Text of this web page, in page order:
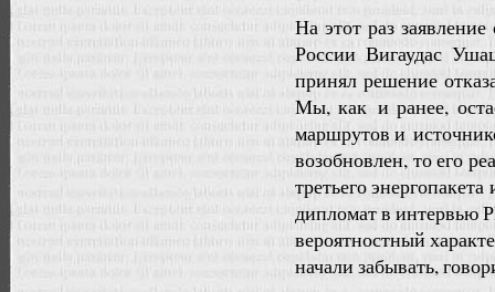
На этот раз
России Вигаудас
принял решение
Мы, как и ранее,
маршрутов и
возобновлен, то его
третьего
дипломат в интервью
вероятностный
начали забывать,